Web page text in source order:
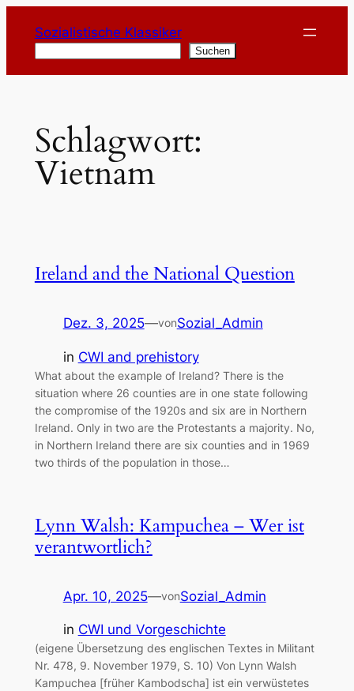
Inhalt
springen
Sozialistische Klassiker
Suchen
Schlagwort:
Vietnam
Ireland and the National Question
Dez. 3, 2025—vonSozial_Admin
in CWI and prehistory
What about the example of Ireland? There is the
situation where 26 counties are in one state following
the compromise of the 1920s and six are in Northern
Ireland. Only in two are the Protestants a majority. No,
in Northern Ireland there are six counties and in 1969
two thirds of the population in those…
Lynn Walsh: Kampuchea – Wer ist
verantwortlich?
Apr. 10, 2025—vonSozial_Admin
in CWI und Vorgeschichte
(eigene Übersetzung des englischen Textes in Militant
Nr. 478, 9. November 1979, S. 10) Von Lynn Walsh
Kampuchea [früher Kambodscha] ist ein verwüstetes